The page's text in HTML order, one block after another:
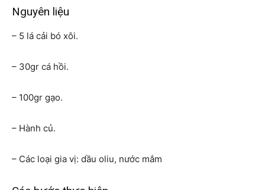
Nguyên liệu
– 5 lá cải bó xôi.
– 30gr cá hồi.
– 100gr gạo.
– Hành củ.
– Các loại gia vị: dầu oliu, nước mắm